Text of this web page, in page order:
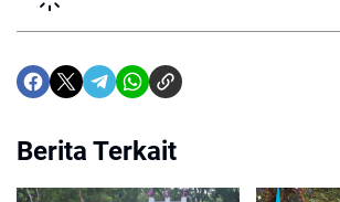
Berita Terkait